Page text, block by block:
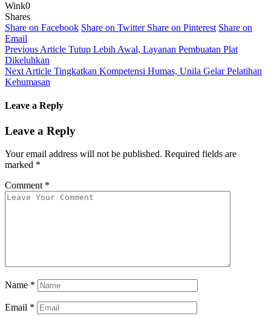
Wink0
Shares
Share on Facebook Share on Twitter Share on Pinterest Share on
Email
Previous Article Tutup Lebih Awal, Layanan Pembuatan Plat
Dikeluhkan
Next Article Tingkatkan Kompetensi Humas, Unila Gelar Pelatihan
Kehumasan
Leave a Reply
Leave a Reply
Your email address will not be published. Required fields are
marked *
Comment *
Name *
Email *